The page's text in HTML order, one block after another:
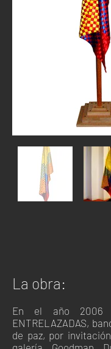
La obra:
En el año 2006
ENTRELAZADAS,
de paz, por